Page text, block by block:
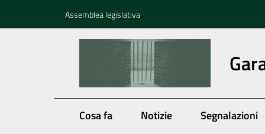
Assemblea legislativa
Cosa fa Notizie Segnalazioni